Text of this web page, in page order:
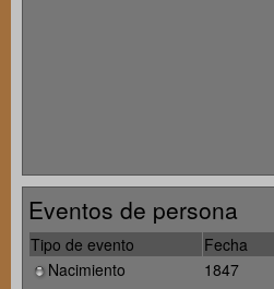
Eventos de persona
Tipo de evento Fecha
Nacimiento
1847